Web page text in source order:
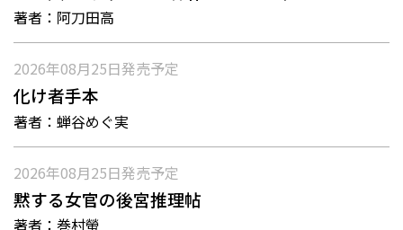
著者： 阿刀田高
2026年08月25日発売予定
化け者手本
著者： 蝉谷めぐ実
2026年08月25日発売予定
黙する女官の後宮推理帖
著者： 巻村螢